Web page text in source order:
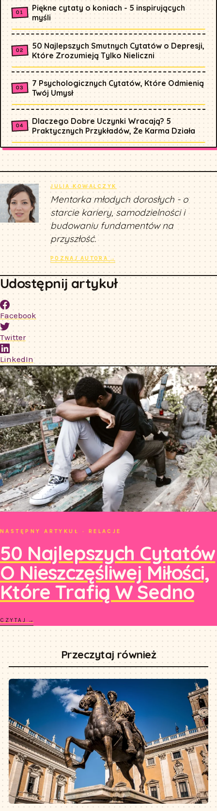
Piękne cytaty o koniach - 5 inspirujących
myśli
50 Najlepszych Smutnych Cytatów o Depresji,
Które Zrozumieją Tylko Nieliczni
7 Psychologicznych Cytatów, Które Odmienią
Twój Umysł
Dlaczego Dobre Uczynki Wracają? 5
Praktycznych Przykładów, Że Karma Działa
JULIA KOWALCZYK
Mentorka młodych dorosłych - o
starcie kariery, samodzielności i
budowaniu fundamentów na
przyszłość.
POZNAJ AUTORA →
Udostępnij artykuł
Facebook
Twitter
LinkedIn
NASTĘPNY ARTYKUŁ · RELACJE
50 Najlepszych Cytatów
O Nieszczęśliwej Miłości,
Które Trafią W Sedno
CZYTAJ →
Przeczytaj również